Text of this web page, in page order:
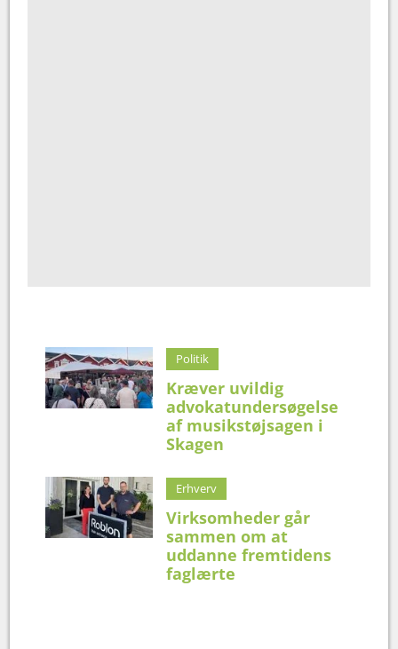
Politik
Kræver uvildig
advokatundersøgelse
af musikstøjsagen i
Skagen
Erhverv
Virksomheder går
sammen om at
uddanne fremtidens
faglærte